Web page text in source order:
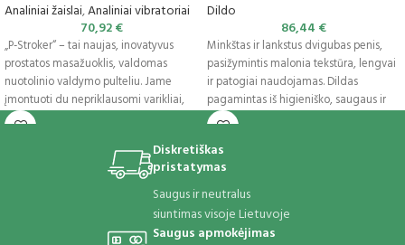
Analiniai žaislai,Analiniai vibratoriai
70,92€
„P-Stroker“ – tai naujas, inovatyvus
prostatos masažuoklis, valdomas
nuotolinio valdymo pulteliu. Jame
įmontuoti du nepriklausomi varikliai,
tad vibracijas jausite tiek
Dildo
86,44 €
Minkštas ir lankstus dvigubas penis,
pasižymintis malonia tekstūra, lengvai
ir patogiai naudojamas. Dildas
pagamintas iš higieniško, saugaus ir
malonaus liesti
Diskretiškas
pristatymas
Saugus ir neutralus
siuntimas visoje Lietuvoje
Saugus apmokėjimas